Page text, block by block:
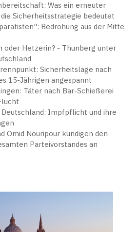
Was ein erneuter
Sicherheitsstrategie bedeutet
Bedrohung aus der Mitte
oder Hetzerin? - Thunberg unter
Sicherheitslage nach
15-Jährigen angespannt
Täter nach Bar-Schießerei
Impfpflicht und ihre
Omid Nouripour kündigen den
Parteivorstandes an